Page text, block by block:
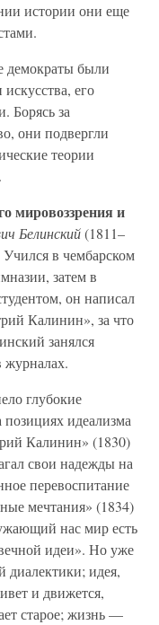
истории они еще
демократы были
его
Борясь за
они подвергли
теории
мировоззрения и
Белинский(1811–
в чембарском
затем в
он написал
Калинин», за что
занялся
журналах.
глубокие
идеализма
Калинин» (1830)
свои надежды на
перевоспитание
мечтания» (1834)
нас мир есть
идеи». Но уже
диалектики; идея,
и движется,
старое; жизнь —